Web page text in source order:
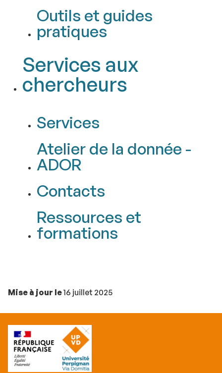
Outils et guides
pratiques
Services aux
chercheurs
Services
Atelier de la donnée -
ADOR
Contacts
Ressources et
formations
Mise à jour le16 juillet 2025